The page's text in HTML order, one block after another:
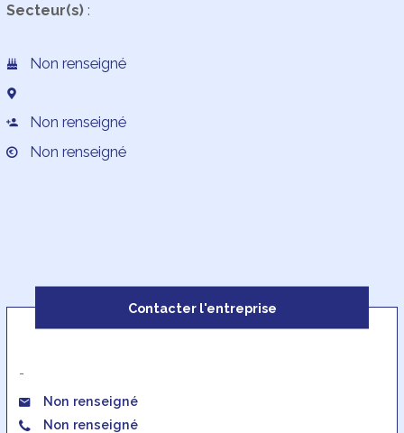
Secteur(s):
Non renseigné
Non renseigné
Non renseigné
Contacter l'entreprise
-
Non renseigné
Non renseigné